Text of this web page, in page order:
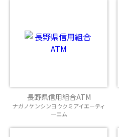
長野県信用組合ATM
ナガノケンシンヨウクミアイエーティ
ーエム